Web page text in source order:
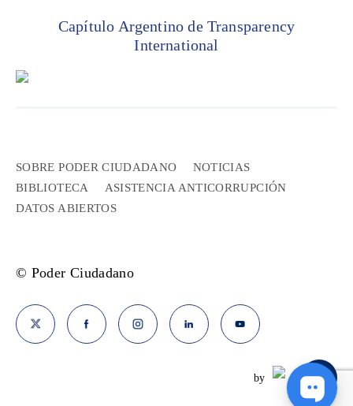
Capítulo Argentino de Transparency
International
SOBRE PODER CIUDADANO
NOTICIAS
BIBLIOTECA
ASISTENCIA ANTICORRUPCIÓN
DATOS ABIERTOS
© Poder Ciudadano
by